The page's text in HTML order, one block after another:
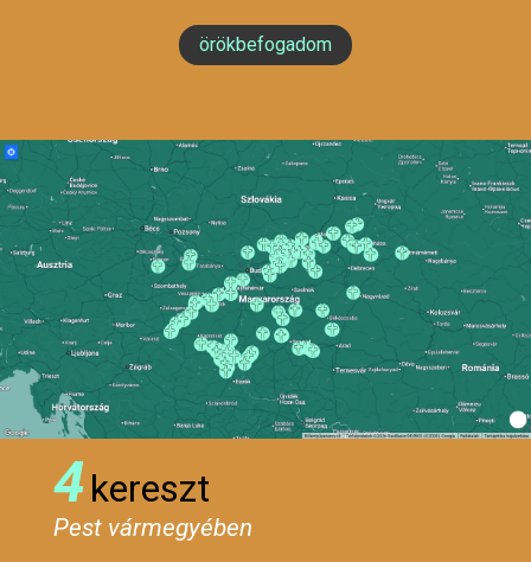
örökbefogadom
4kereszt
Pest vármegyében